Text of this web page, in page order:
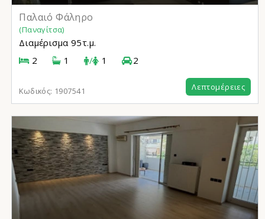
Παλαιό Φάληρο
(Παναγίτσα)
Διαμέρισμα 95τ.μ.
2
1 / 1 2
Κωδικός: 1907541 Λεπτομέρειες